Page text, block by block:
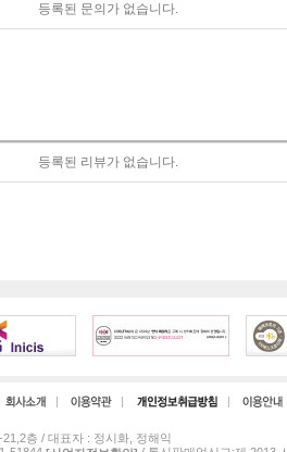
등록된 문의가 없습니다.
등록된 리뷰가 없습니다.
층 / 대표자 : 정시화, 정해익